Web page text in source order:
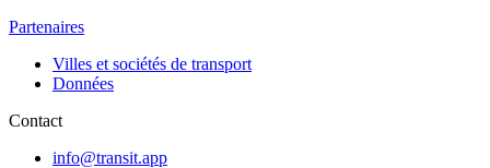
Partenaires
Villes et sociétés de transport
Données
Contact
info@transit.app